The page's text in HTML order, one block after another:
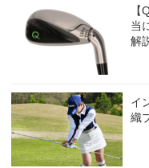
当
解
イ
織